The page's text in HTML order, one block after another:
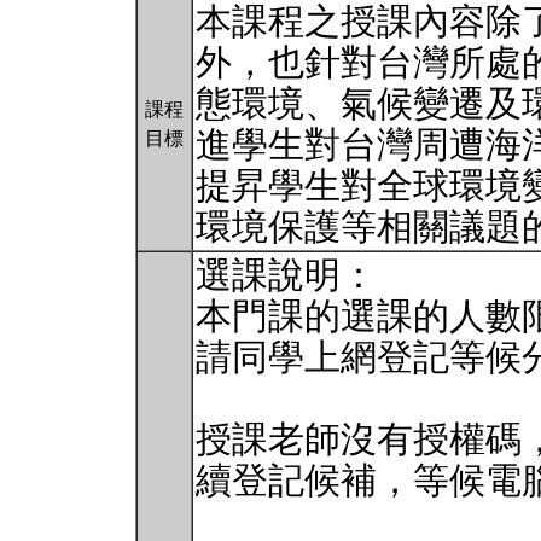
課程
目標
本課程之授課內容除
外，也針對台灣所處
態環境、氣候變遷及
進學生對台灣周遭海
提昇學生對全球環境
環境保護等相關議
選課說明：
本門課的選課的人數
請同學上網登記等候
授課老師沒有授權碼
續登記候補，等候電